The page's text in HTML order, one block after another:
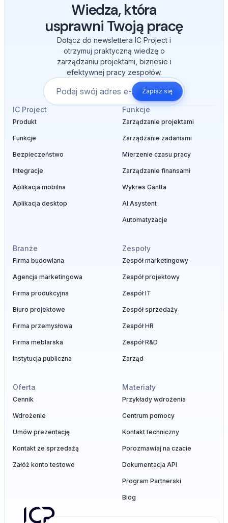
Wiedza, która
usprawni Twoją pracę
Dołącz do newslettera IC Project i
otrzymuj praktyczną wiedzę o
zarządzaniu projektami, biznesie i
efektywnej pracy zespołów.
Zapisz się
IC Project
Produkt
Funkcje
Bezpieczeństwo
Integracje
Aplikacja mobilna
Aplikacja desktop
Funkcje
Zarządzanie projektami
Zarządzanie zadaniami
Mierzenie czasu pracy
Zarządzanie finansami
Wykres Gantta
AI Asystent
Automatyzacje
Branże
Firma budowlana
Agencja marketingowa
Firma produkcyjna
Biuro projektowe
Firma przemysłowa
Firma meblarska
Instytucja publiczna
Zespoły
Zespół marketingowy
Zespół projektowy
Zespół IT
Zespół sprzedaży
Zespół HR
Zespół R&D
Zarząd
Oferta
Cennik
Wdrożenie
Umów prezentację
Kontakt ze sprzedażą
Załóż konto testowe
Materiały
Przykłady wdrożenia
Centrum pomocy
Kontakt techniczny
Porozmawiaj na czacie
Dokumentacja API
Program Partnerski
Blog